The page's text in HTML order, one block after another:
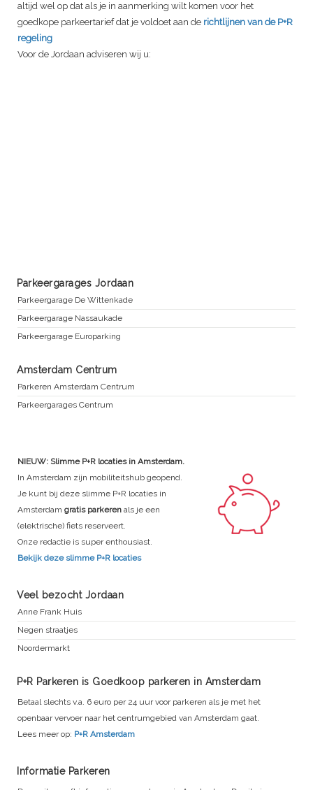
altijd wel op dat als je in aanmerking wilt komen voor het
goedkope parkeertarief dat je voldoet aan de richtlijnen van de P+R
regeling
Voor de Jordaan adviseren wij u:
Parkeergarages Jordaan
Parkeergarage De Wittenkade
Parkeergarage Nassaukade
Parkeergarage Europarking
Amsterdam Centrum
Parkeren Amsterdam Centrum
Parkeergarages Centrum
NIEUW: Slimme P+R locaties in Amsterdam.
In Amsterdam zijn mobiliteitshub geopend.
Je kunt bij deze slimme P+R locaties in
Amsterdam gratis parkeren als je een
(elektrische) fiets reserveert.
Onze redactie is super enthousiast.
Bekijk deze slimme P+R locaties
Veel bezocht Jordaan
Anne Frank Huis
Negen straatjes
Noordermarkt
P+R Parkeren is Goedkoop parkeren in Amsterdam
Betaal slechts v.a. 6 euro per 24 uur voor parkeren als je met het
openbaar vervoer naar het centrumgebied van Amsterdam gaat.
Lees meer op: P+R Amsterdam
Informatie Parkeren